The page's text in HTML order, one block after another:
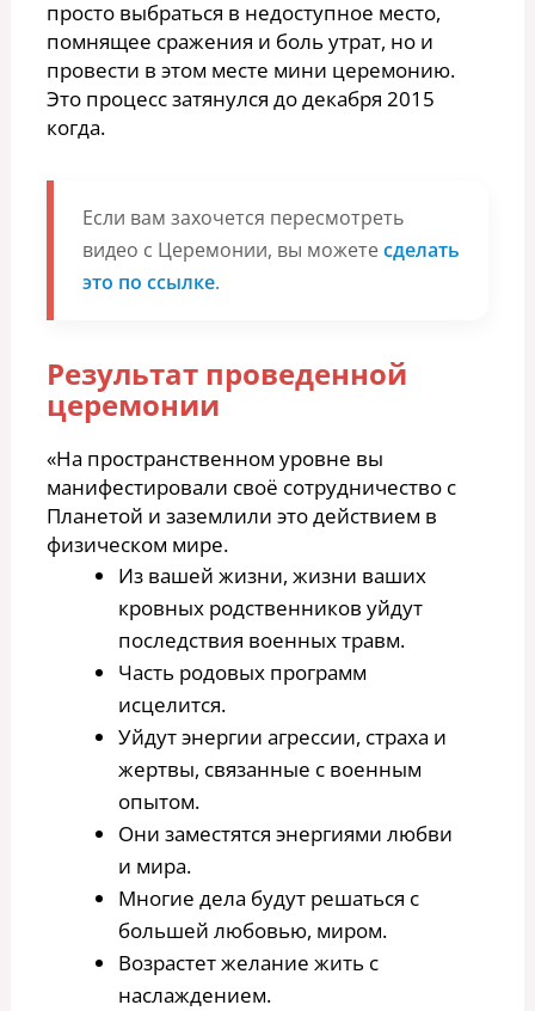
просто выбраться в недоступное место,
помнящее сражения и боль утрат, но и
провести в этом месте мини церемонию.
Это процесс затянулся до декабря 2015
когда.
Если вам захочется пересмотреть
видео с Церемонии, вы можетесделать
это по ссылке.
Результат проведенной
церемонии
«На пространственном уровне вы
манифестировали своё сотрудничество с
Планетой и заземлили это действием в
физическом мире.
Из вашей жизни, жизни ваших
кровных родственников уйдут
последствия военных травм.
Часть родовых программ
исцелится.
Уйдут энергии агрессии, страха и
жертвы, связанные с военным
опытом.
Они заместятся энергиями любви
и мира.
Многие дела будут решаться с
большей любовью, миром.
Возрастет желание жить с
наслаждением.